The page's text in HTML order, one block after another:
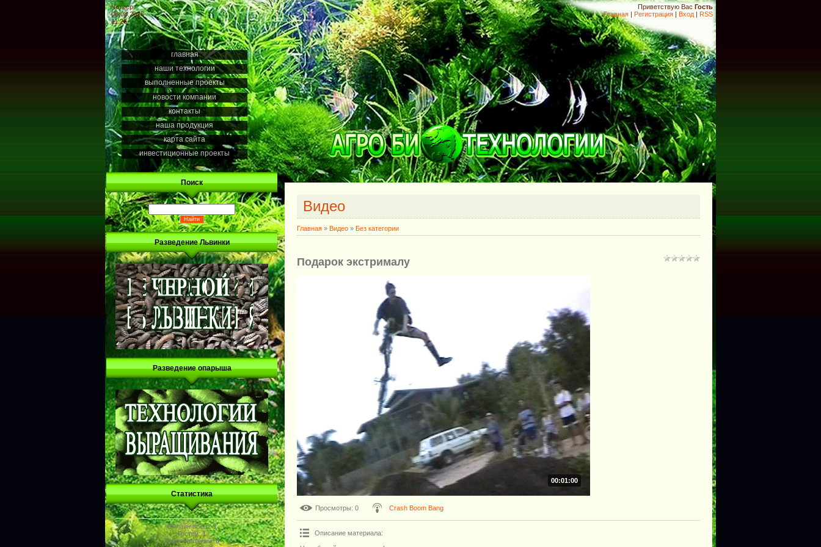
Четверг
06.08.2026
11:26
Приветствую Вас Гость
Главная | Регистрация | Вход | RSS
главная
наши технологии
выполненные проекты
новости компании
контакты
наша продукция
карта сайта
инвестиционные проекты
Поиск
Разведение Львинки
Разведение опарыша
Статистика
Онлайн всего:1
Гостей:1
Пользователей:0
.
Видео
Главная » Видео » Без категории
Подарок экстрималу
00:01:00
Просмотры: 0 Crash Boom Bang
Описание материала: